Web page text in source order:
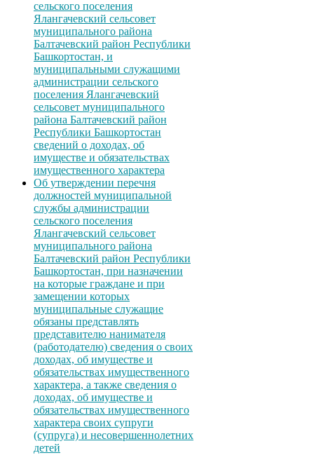
сельского поселения
Ялангачевский сельсовет
муниципального района
Балтачевский район Республики
Башкортостан, и
муниципальными служащими
администрации сельского
поселения Ялангачевский
сельсовет муниципального
района Балтачевский район
Республики Башкортостан
сведений о доходах, об
имуществе и обязательствах
имущественного характера
Об утверждении перечня
должностей муниципальной
службы администрации
сельского поселения
Ялангачевский сельсовет
муниципального района
Балтачевский район Республики
Башкортостан, при назначении
на которые граждане и при
замещении которых
муниципальные служащие
обязаны представлять
представителю нанимателя
(работодателю) сведения о своих
доходах, об имуществе и
обязательствах имущественного
характера, а также сведения о
доходах, об имуществе и
обязательствах имущественного
характера своих супруги
(супруга) и несовершеннолетних
детей